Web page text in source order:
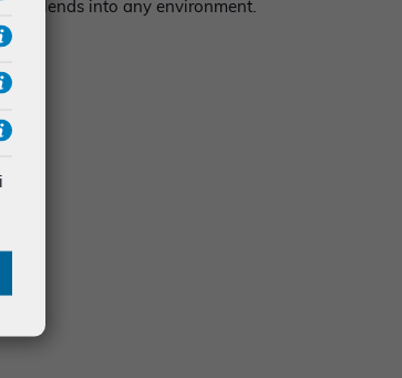
blends into any environment.